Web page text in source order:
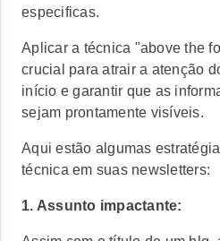
especificas.
Aplicar a técnica "above the
crucial para atrair a atenção
início e garantir que as
sejam prontamente visíveis.
Aqui estão algumas
técnica em suas newsletters:
1. Assunto impactante: